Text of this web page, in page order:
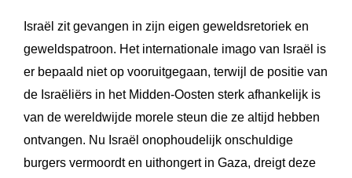
Israël zit gevangen in zijn eigen geweldsretoriek en
geweldspatroon. Het internationale imago van Israël is
er bepaald niet op vooruitgegaan, terwijl de positie van
de Israëliërs in het Midden-Oosten sterk afhankelijk is
van de wereldwijde morele steun die ze altijd hebben
ontvangen. Nu Israël onophoudelijk onschuldige
burgers vermoordt en uithongert in Gaza, dreigt deze